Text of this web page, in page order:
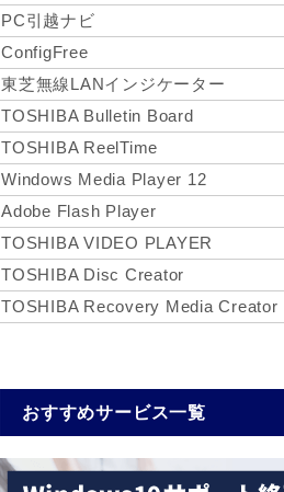
PC引越ナビ
ConfigFree
東芝無線LANインジケーター
TOSHIBA Bulletin Board
TOSHIBA ReelTime
Windows Media Player 12
Adobe Flash Player
TOSHIBA VIDEO PLAYER
TOSHIBA Disc Creator
TOSHIBA Recovery Media Creator
おすすめサービス一覧